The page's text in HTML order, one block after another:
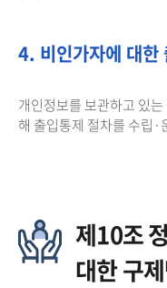
4. 비인가자에 대한
개인정보를 보관하고 있
해 출입통제 절차를 수립·
제10조
대한 구